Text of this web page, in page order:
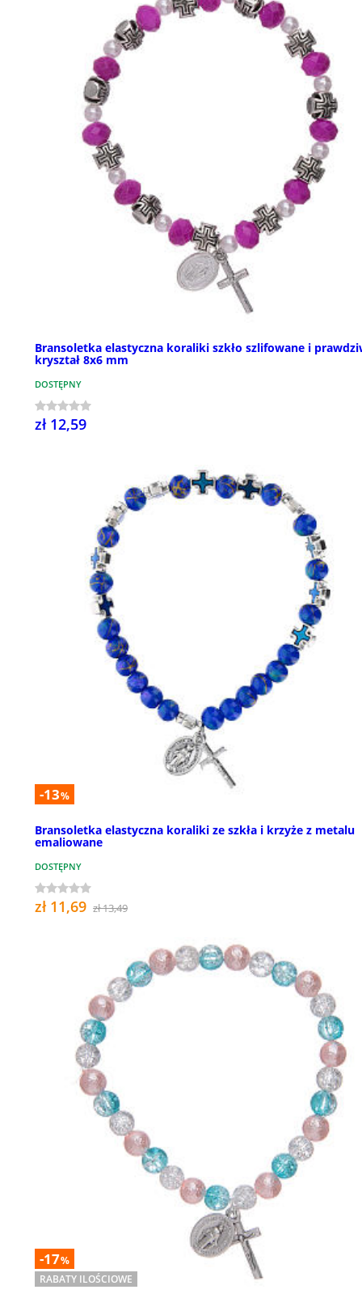
Bransoletka elastyczna koraliki szkło szlifowane i
kryształ 8x6 mm
DOSTĘPNY
zł 12,59
-13%
Bransoletka elastyczna koraliki ze szkła i krzyże z metalu
emaliowane
DOSTĘPNY
zł 11,69 zł 13,49
-17%
RABATY ILOŚCIOWE